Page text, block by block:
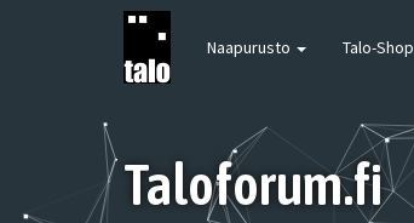
Naapurusto Talo-Shop
Taloforum.fi